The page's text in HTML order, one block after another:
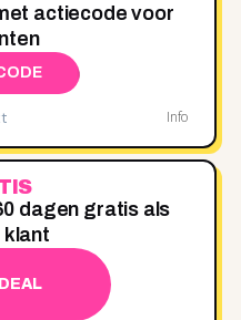
actiecode voor
Info
dagen gratis als
klant